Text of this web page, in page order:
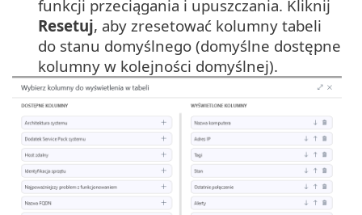
funkcji przeciągania i upuszczania. Kliknij
Resetuj, aby zresetować kolumny tabeli
do stanu domyślnego (domyślne dostępne
kolumny w kolejności domyślnej).